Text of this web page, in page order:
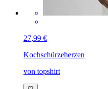
27,99 €
Kochschürzeherzen
von topshirt